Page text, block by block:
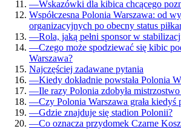
—Wskazówki dla kibica chcącego
Współczesna Polonia Warszawa: od
organizacyjnych po obecny status
—Rola, jaką pełni sponsor w
—Czego może spodziewać się kibic
Warszawa?
Najczęściej zadawane pytania
—Kiedy dokładnie powstała Polonia
—Ile razy Polonia zdobyła
—Czy Polonia Warszawa grała kiedyś
—Gdzie znajduje się stadion Polonii?
—Co oznacza przydomek Czarne